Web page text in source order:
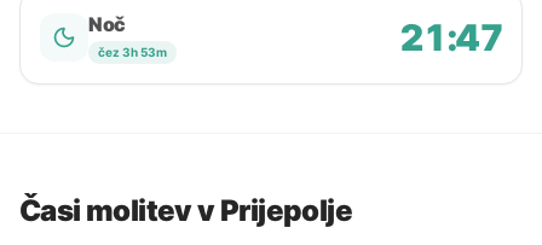
Noč
čez 3h 53m 21:47
Časi molitev v Prijepolje